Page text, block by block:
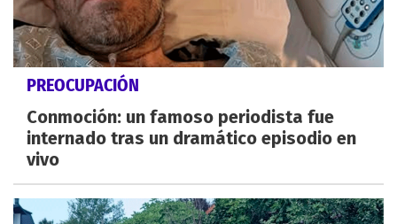
PREOCUPACIÓN
Conmoción: un famoso periodista fue
internado tras un dramático episodio en
vivo